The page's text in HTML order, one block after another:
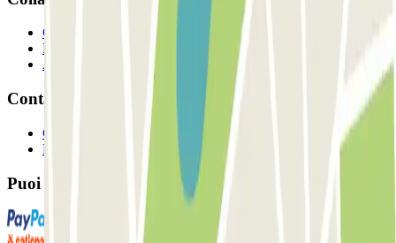
Collaboratori
Proprietari di parcheggio
Affiliati
Contatto
Contattaci
FAQ
Puoi utilizzare questi metodi di pagamento: